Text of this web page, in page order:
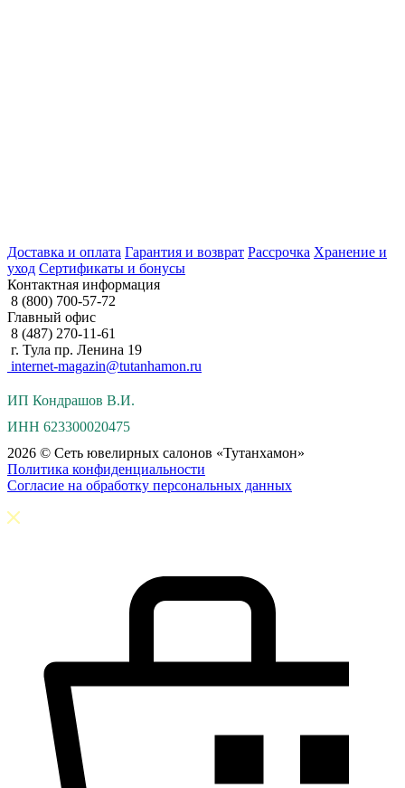
Доставка и оплата Гарантия и возврат Рассрочка Хранение и
уход Сертификаты и бонусы
Контактная информация
8 (800) 700-57-72
Главный офис
8 (487) 270-11-61
г. Тула пр. Ленина 19
internet-magazin@tutanhamon.ru
ИП Кондрашов В.И.
ИНН 623300020475
2026 © Сеть ювелирных салонов «Тутанхамон»
Политика конфиденциальности
Согласие на обработку персональных данных